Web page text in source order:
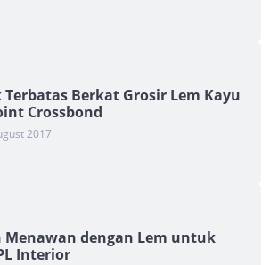
Berkat Grosir Lem Kayu
Crossbond
2017
Menawan dengan Lem untuk
Interior